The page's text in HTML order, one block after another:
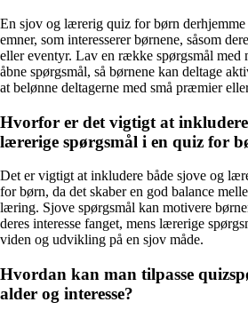
En sjov og lærerig quiz for børn
emner, som interesserer børnene, såsom
eller eventyr. Lav en række spørgsmål med
åbne spørgsmål, så børnene kan deltage
at belønne deltagerne med små præmier
Hvorfor er det vigtigt at inkludere
lærerige spørgsmål i en quiz for
Det er vigtigt at inkludere både sjove og
for børn, da det skaber en god balance
læring. Sjove spørgsmål kan motivere
deres interesse fanget, mens lærerige
viden og udvikling på en sjov måde.
Hvordan kan man tilpasse
alder og interesse?